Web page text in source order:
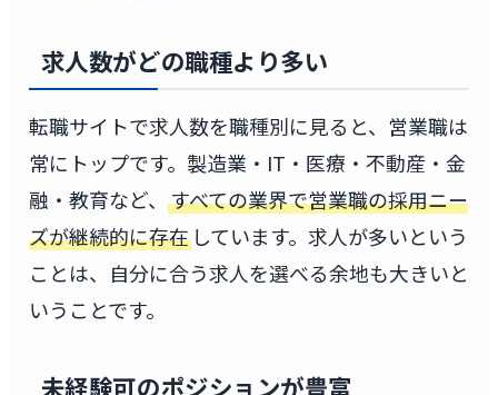
求人数がどの職種より多い
転職サイトで求人数を職種別に見ると、営業職は
常にトップです。製造業・IT・医療・不動産・金
融・教育など、 すべての業界で営業職の採用ニー
ズが継続的に存在しています。求人が多いという
ことは、自分に合う求人を選べる余地も大きいと
いうことです。
未経験可のポジションが豊富